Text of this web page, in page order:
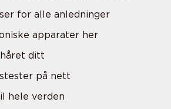
for alle anledninger
apparater her
ditt
på nett
hele verden